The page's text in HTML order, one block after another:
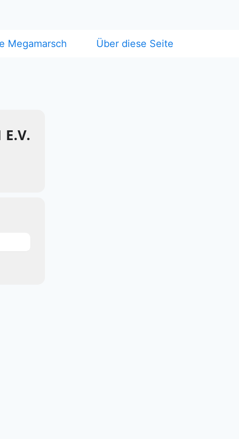
Megamarsch Über diese Seite
E.V.